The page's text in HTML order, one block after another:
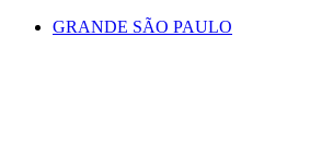
GRANDE SÃO PAULO